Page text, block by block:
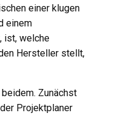
einer klugen
einem
ist, welche
Hersteller stellt,
Zunächst
Projektplaner